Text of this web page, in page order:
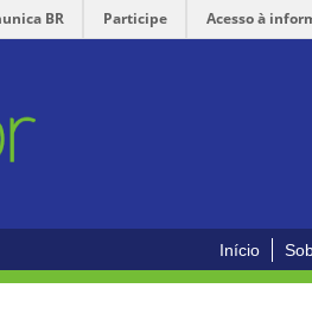
BR Participe Acesso à
Início